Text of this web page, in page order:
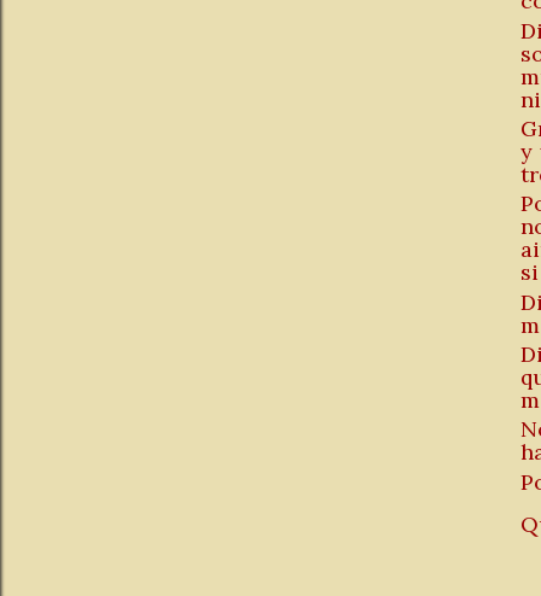
y